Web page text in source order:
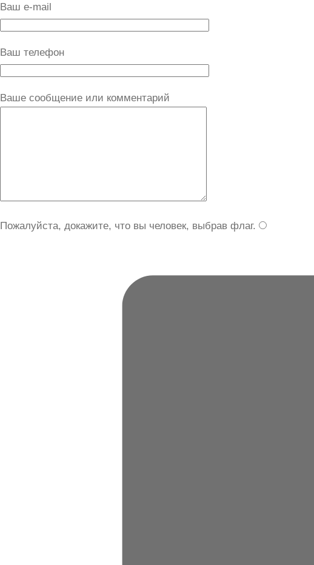
Ваш e-mail
Ваш телефон
Ваше сообщение или комментарий
Пожалуйста, докажите, что вы человек, выбрав флаг.